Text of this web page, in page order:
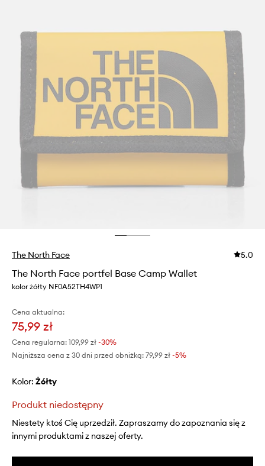
The North Face 5.0
The North Face portfel Base Camp Wallet
kolor żółty NF0A52TH4WP1
Cena aktualna:
75,99 zł
Cena regularna: 109,99 zł -30%
Najniższa cena z 30 dni przed obniżką: 79,99 zł -5%
Kolor: żółty
Produkt niedostępny
Niestety ktoś Cię uprzedził. Zapraszamy do zapoznania się z
innymi produktami z naszej oferty.